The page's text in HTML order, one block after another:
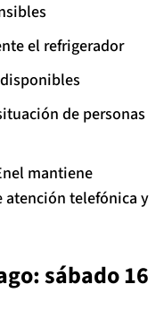
el refrigerador
de personas
mantiene
atención telefónica y
sábado 16